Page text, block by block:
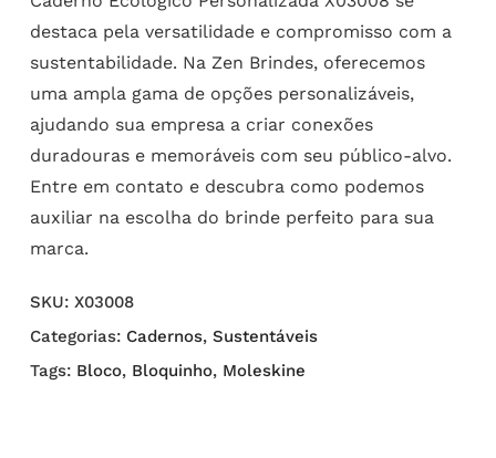
destaca pela versatilidade e compromisso com a
sustentabilidade. Na Zen Brindes, oferecemos
uma ampla gama de opções personalizáveis,
ajudando sua empresa a criar conexões
duradouras e memoráveis com seu público-alvo.
Entre em contato e descubra como podemos
auxiliar na escolha do brinde perfeito para sua
marca.
SKU: X03008
Categorias: Cadernos, Sustentáveis
Tags: Bloco, Bloquinho, Moleskine